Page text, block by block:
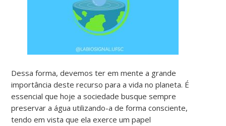
Dessa forma, devemos ter em mente a grande
importância deste recurso para a vida no planeta. É
essencial que hoje a sociedade busque sempre
preservar a água utilizando-a de forma consciente,
tendoem vista que elaexerce um papel